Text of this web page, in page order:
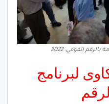
القومي. 2022
لبرنامج